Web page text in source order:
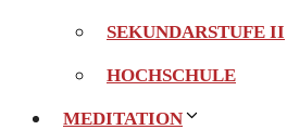
SEKUNDARSTUFE II
HOCHSCHULE
MEDITATION